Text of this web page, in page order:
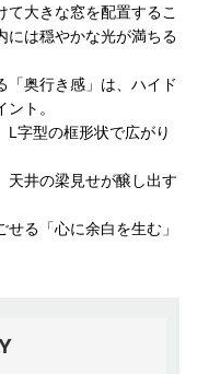
大きな窓を配置するこ
には穏やかな光が満ちる
「奥行き感」は、ハイド
ト。
L字型の框形状で広がり
天井の梁見せが醸し出す
る「心に余白を生む」